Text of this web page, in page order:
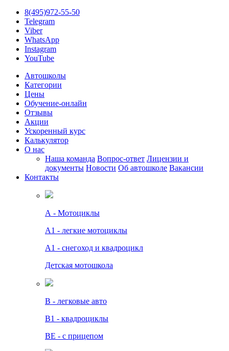
8(495)972-55-50
Telegram
Viber
WhatsApp
Instagram
YouTube
Автошколы
Категории
Цены
Обучение-онлайн
Отзывы
Акции
Ускоренный курс
Калькулятор
О нас
Наша команда Вопрос-ответ Лицензии и
документы Новости Об автошколе Вакансии
Контакты
А - Мотоциклы
A1 - легкие мотоциклы
A1 - снегоход и квадроцикл
Детская мотошкола
B - легковые авто
В1 - квадроциклы
BE - с прицепом